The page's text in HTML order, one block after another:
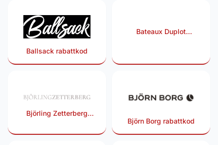
Ballsack rabattkod
Bateaux Duplot
Björling Zetterberg
Björn Borg rabattkod